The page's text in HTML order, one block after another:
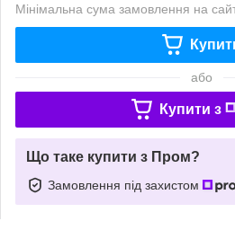
Мінімальна сума замовлення на
або
Купити з
Що таке купити з Пром?
Замовлення під захистом